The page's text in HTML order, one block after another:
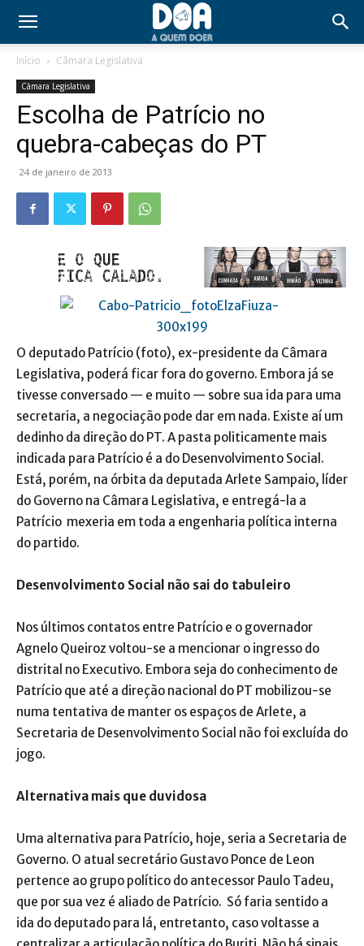
Início Câmara Legislativa
Câmara Legislativa
Escolha de Patrício no
quebra-cabeças do PT
24 de janeiro de 2013
O deputado Patrício (foto), ex-presidente da Câmara
Legislativa, poderá ficar fora do governo. Embora já se
tivesse conversado — e muito — sobre sua ida para uma
secretaria, a negociação pode dar em nada. Existe aí um
dedinho da direção do PT. A pasta politicamente mais
indicada para Patrício é a do Desenvolvimento Social.
Está, porém, na órbita da deputada Arlete Sampaio, líder
do Governo na Câmara Legislativa, e entregá-la a
Patrício mexeria em toda a engenharia política interna
do partido.
Desenvolvimento Social não sai do tabuleiro
Nos últimos contatos entre Patrício e o governador
Agnelo Queiroz voltou-se a mencionar o ingresso do
distrital no Executivo. Embora seja do conhecimento de
Patrício que até a direção nacional do PT mobilizou-se
numa tentativa de manter os espaços de Arlete, a
Secretaria de Desenvolvimento Social não foi excluída do
jogo.
Alternativa mais que duvidosa
Uma alternativa para Patrício, hoje, seria a Secretaria de
Governo. O atual secretário Gustavo Ponce de Leon
pertence ao grupo político do antecessor Paulo Tadeu,
que por sua vez é aliado de Patrício. Só faria sentido a
ida do deputado para lá, entretanto, caso voltasse a